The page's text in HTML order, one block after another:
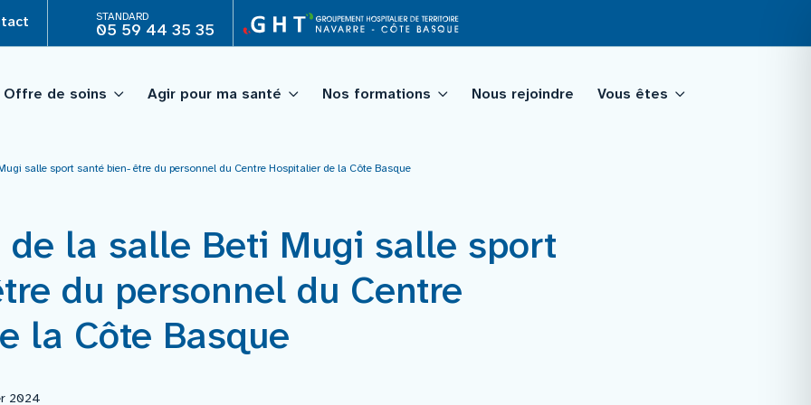
STANDARD
05 59 44 35 35
Projet d’établissement
Les chiffres et indicateurs qualité
Offre de soins
Personnes âgées
Agir pour ma santé Nos formations Nous rejoindre Vous êtes
Professionnels
Télémédecine
Organisation médicale
Annuaire
Quoi de neuf ?
salle sport santé bien- être du personnel du Centre Hospitalier de la Côte Basque
la salle Beti Mugi salle sport
du personnel du Centre
la Côte Basque
2024